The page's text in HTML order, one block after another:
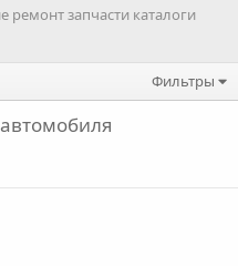
ремонт запчасти каталоги
Фильтры